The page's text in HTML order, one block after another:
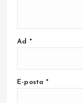
Ad *
E-posta*